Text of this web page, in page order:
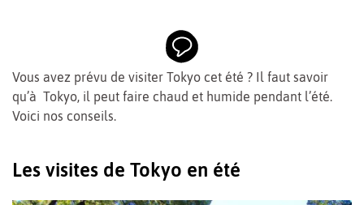
Vous avez prévu de visiter Tokyo cet été ? Il faut savoir
qu’à Tokyo, il peut faire chaud et humide pendant l’été.
Voici nos conseils.
Les visites de Tokyo en été